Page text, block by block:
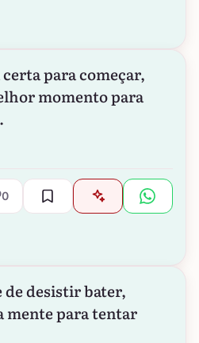
para começar,
momento para
0
de desistir bater,
mente para tentar